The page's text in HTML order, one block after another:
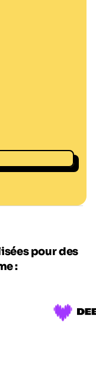
pour des
: